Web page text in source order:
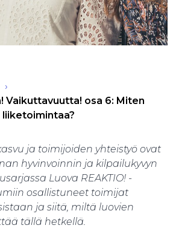
Vaikuttavuutta! osa 6: Miten
ja toimijoiden yhteistyö ovat
hyvinvoinnin ja kilpailukyvyn
Luova REAKTIO! -
osallistuneet toimijat
ja siitä, miltä luovien
tällä hetkellä.